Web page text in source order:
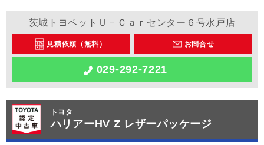
茨城トヨペットＵ－Ｃａｒセンター６号水戸店
見積依頼（無料） お問合せ
029-292-7221
トヨタ
ハリアーHV Z レザーパッケージ